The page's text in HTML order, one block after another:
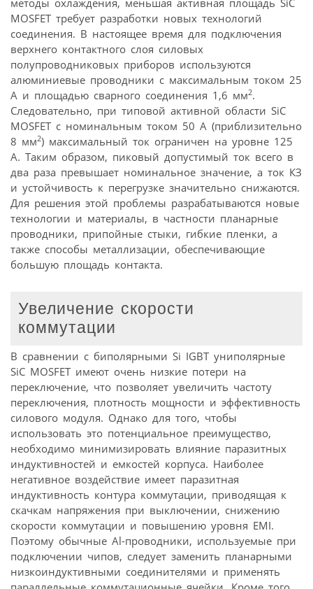
MOSFET требует разработки новых технологий
соединения. В настоящее время для подключения
верхнего контактного слоя силовых
полупроводниковых приборов используются
алюминиевые проводники с максимальным током 25
А и площадью сварного соединения 1,6 мм2.
Следовательно, при типовой активной области SiC
MOSFET с номинальным током 50 А (приблизительно
8 мм2) максимальный ток ограничен на уровне 125
А. Таким образом, пиковый допустимый ток всего в
два раза превышает номинальное значение, а ток КЗ
и устойчивость к перегрузке значительно снижаются.
Для решения этой проблемы разрабатываются новые
технологии и материалы, в частности планарные
провод­ники, припойные стыки, гибкие пленки, а
также способы металлизации, обеспечивающие
большую площадь контакта.
Увеличение скорости
коммутации
В сравнении с биполярными Si IGBT униполярные
SiC MOSFET имеют очень низкие потери на
переключение, что позволяет увеличить частоту
переключения, плотность мощности и эффективность
силового модуля. Однако для того, чтобы
использовать это потенциальное преимущество,
необходимо минимизировать влияние паразитных
индуктивностей и емкостей корпуса. Наиболее
негативное воздействие имеет паразитная
индуктивность контура коммутации, приводящая к
скачкам напряжения при выключении, снижению
скорости коммутации и повышению уровня EMI.
Поэтому обычные Al-проводники, используемые при
подключении чипов, следует заменить планарными
низкоиндуктивными соединителями и применять